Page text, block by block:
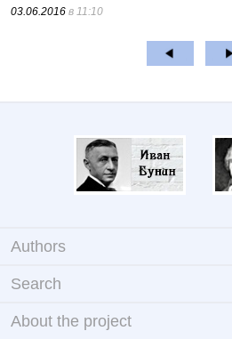
03.06.2016 в 11:10
Authors
Search
About the project